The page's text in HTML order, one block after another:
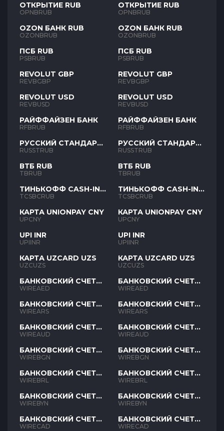
ОТКРЫТИЕ RUB
OPNBRUB
OZON БАНК RUB
OZONBRUB
ПСБ RUB
PSBRUB
REVOLUT GBP
REVBGBP
REVOLUT USD
REVBUSD
РАЙФФАЙЗЕН БАНК
RFBRUB
РУССКИЙ СТАНДАРТ
RUB
RUSSTRUB
ВТБ RUB
TBRUB
ТИНЬКОФФ CASH-IN
RUB
TCSBCRUB
КАРТА UNIONPAY CNY
UPCNY
UPI INR
UPIINR
КАРТА UZCARD UZS
UZCUZS
БАНКОВСКИЙ СЧЕТ
AED
WIREAED
БАНКОВСКИЙ СЧЕТ
ARS
WIREARS
БАНКОВСКИЙ СЧЕТ
AUD
WIREAUD
БАНКОВСКИЙ СЧЕТ
BGN
WIREBGN
БАНКОВСКИЙ СЧЕТ
BRL
WIREBRL
БАНКОВСКИЙ СЧЕТ
BYN
WIREBYN
БАНКОВСКИЙ СЧЕТ
CAD
WIRECAD
ОТКРЫТИЕ RUB
OPNBRUB
OZON БАНК RUB
OZONBRUB
ПСБ RUB
PSBRUB
REVOLUT GBP
REVBGBP
REVOLUT USD
REVBUSD
РАЙФФАЙЗЕН БАНК
RFBRUB
РУССКИЙ СТАНДАРТ
RUB
RUSSTRUB
ВТБ RUB
TBRUB
ТИНЬКОФФ CASH-IN
RUB
TCSBCRUB
КАРТА UNIONPAY CNY
UPCNY
UPI INR
UPIINR
КАРТА UZCARD UZS
UZCUZS
БАНКОВСКИЙ СЧЕТ
AED
WIREAED
БАНКОВСКИЙ СЧЕТ
ARS
WIREARS
БАНКОВСКИЙ СЧЕТ
AUD
WIREAUD
БАНКОВСКИЙ СЧЕТ
BGN
WIREBGN
БАНКОВСКИЙ СЧЕТ
BRL
WIREBRL
БАНКОВСКИЙ СЧЕТ
BYN
WIREBYN
БАНКОВСКИЙ СЧЕТ
CAD
WIRECAD